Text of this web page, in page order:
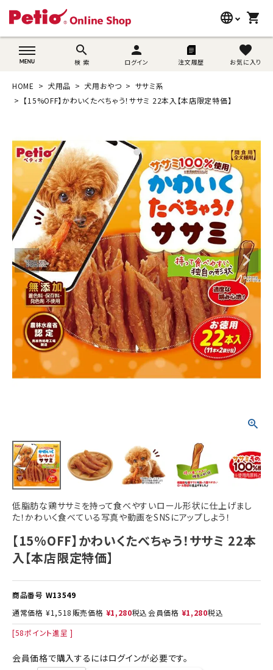
language
wovn-lang-name
shopping_cart
search
検 索
person
ログイン 注文履歴
favorite
お気に入り
search
猫用品
ブランド別に探す
目的別に探す
SNS
ご利用案内
ACCOUNT MENU
ようこそ ゲスト 様
meeting_room ログイン person 新規会員登録
HOME 犬用品 犬用おやつ
ササミ系
【15%OFF】かわいくたべちゃう！ササミ 22本入【本店限定特価】
低脂肪な鶏ササミを持って食べやすいロール形状に仕上げまし
た！かわいく食べている写真や動画をSNSにアップしよう！
【15%OFF】かわいくたべちゃう！ササミ 22本
入【本店限定特価】
商品番号 W13549
通常価格 ¥1,518 販売価格 ¥1,280税込会員価格 ¥1,280税込
[58ポイント進呈 ]
会員価格で購入するにはログインが必要です。